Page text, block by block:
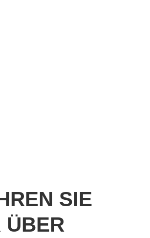
SIE
ÜBER